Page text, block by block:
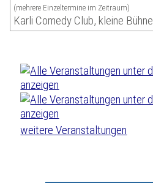
(mehrere Einzeltermine im Zeitraum)
Karli Comedy Club, kleine Bühne
weitere Veranstaltungen